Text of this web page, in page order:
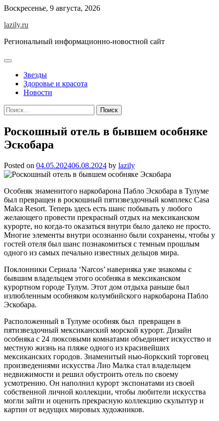
Skip
content
Воскресенье, 9 августа, 2026
lazily.ru
Региональный информационно-новостной сайт
Звезды
Здоровье и красота
Новости
Найти:
Роскошный отель в бывшем особняке
Эскобара
Posted on 04.05.202406.08.2024 by lazily
Особняк знаменитого наркобарона Пабло Эскобара в Тулуме
был превращен в роскошный пятизвездочный комплекс Casa
Malca Resort. Теперь здесь есть шанс побывать у любого
желающего провести прекрасный отдых на мексиканском
курорте, но когда-то оказаться внутри было далеко не просто.
Многие элементы внутри осознанно были сохранены, чтобы у
гостей отеля был шанс познакомиться с темным прошлым
одного из самых печально известных дельцов мира.
Поклонники Сериала ‘Narcos’ наверняка уже знакомы с
бывшим владельцем этого особняка в мексиканском
курортном городе Тулум. Этот дом отдыха раньше был
излюбленным особняком колумбийского наркобарона Пабло
Эскобара.
Расположенный в Тулуме особняк был превращен в
пятизвездочный мексиканский морской курорт. Дизайн
особняка с 24 люксовыми комнатами объединяет искусство и
местную жизнь на пляже одного из красивейших
мексиканских городов. Знаменитый нью-йоркский торговец
произведениями искусства Лио Малка стал владельцем
недвижимости и решил обустроить отель по своему
усмотрению. Он наполнил курорт экспонатами из своей
собственной личной коллекции, чтобы любители искусства
могли зайти и оценить прекрасную коллекцию скульптур и
картин от ведущих мировых художников.